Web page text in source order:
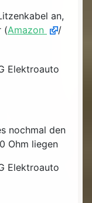
an,
(Amazon
/
nochmal den
Ohm liegen